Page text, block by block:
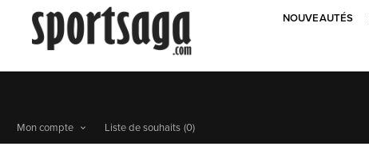
NOUVEAUTÉS
Mon compte Liste de souhaits (0)